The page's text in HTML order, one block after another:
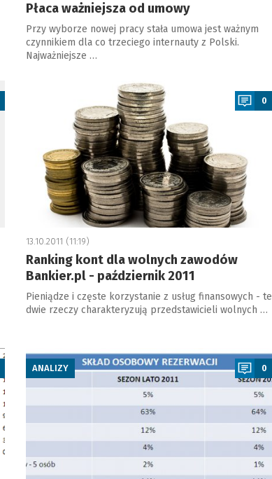
Płaca ważniejsza od umowy
Przy wyborze nowej pracy stała umowa jest ważnym
czynnikiem dla co trzeciego internauty z Polski.
Najważniejsze …
0
13.10.2011 (11:19)
Ranking kont dla wolnych zawodów
Bankier.pl - październik 2011
Pieniądze i częste korzystanie z usług finansowych - te
dwie rzeczy charakteryzują przedstawicieli wolnych …
ANALIZY 0